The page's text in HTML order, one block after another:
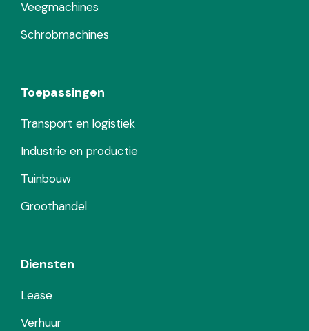
Veegmachines
Schrobmachines
Toepassingen
Transport en logistiek
Industrie en productie
Tuinbouw
Groothandel
Diensten
Lease
Verhuur